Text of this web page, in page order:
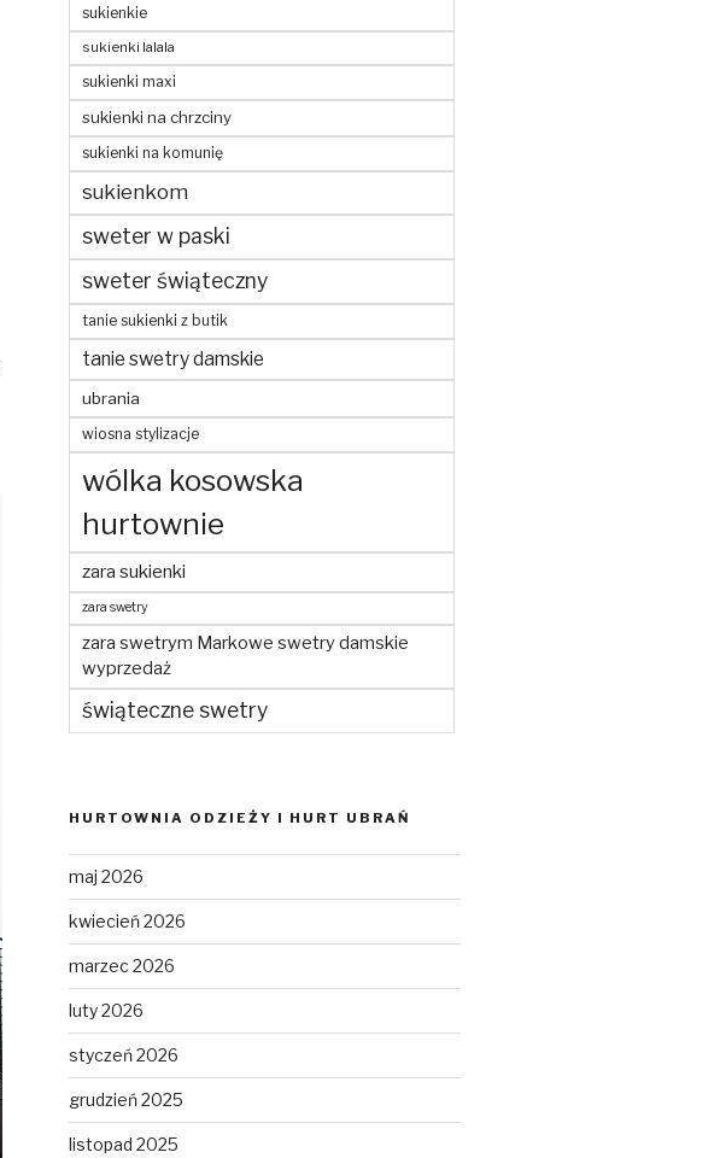
sukienkie
sukienki lalala
sukienki maxi
sukienki na chrzciny
sukienki na komunię
sukienkom
sweter w paski
sweter świąteczny
tanie sukienki z butik
tanie swetry damskie
ubrania
wiosna stylizacje
wólka kosowska
hurtownie
zara sukienki
zara swetry
zara swetrym Markowe swetry damskie
wyprzedaż
świąteczne swetry
HURTOWNIA ODZIEŻY I HURT UBRAŃ
maj 2026
kwiecień 2026
marzec 2026
luty 2026
styczeń 2026
grudzień 2025
listopad 2025